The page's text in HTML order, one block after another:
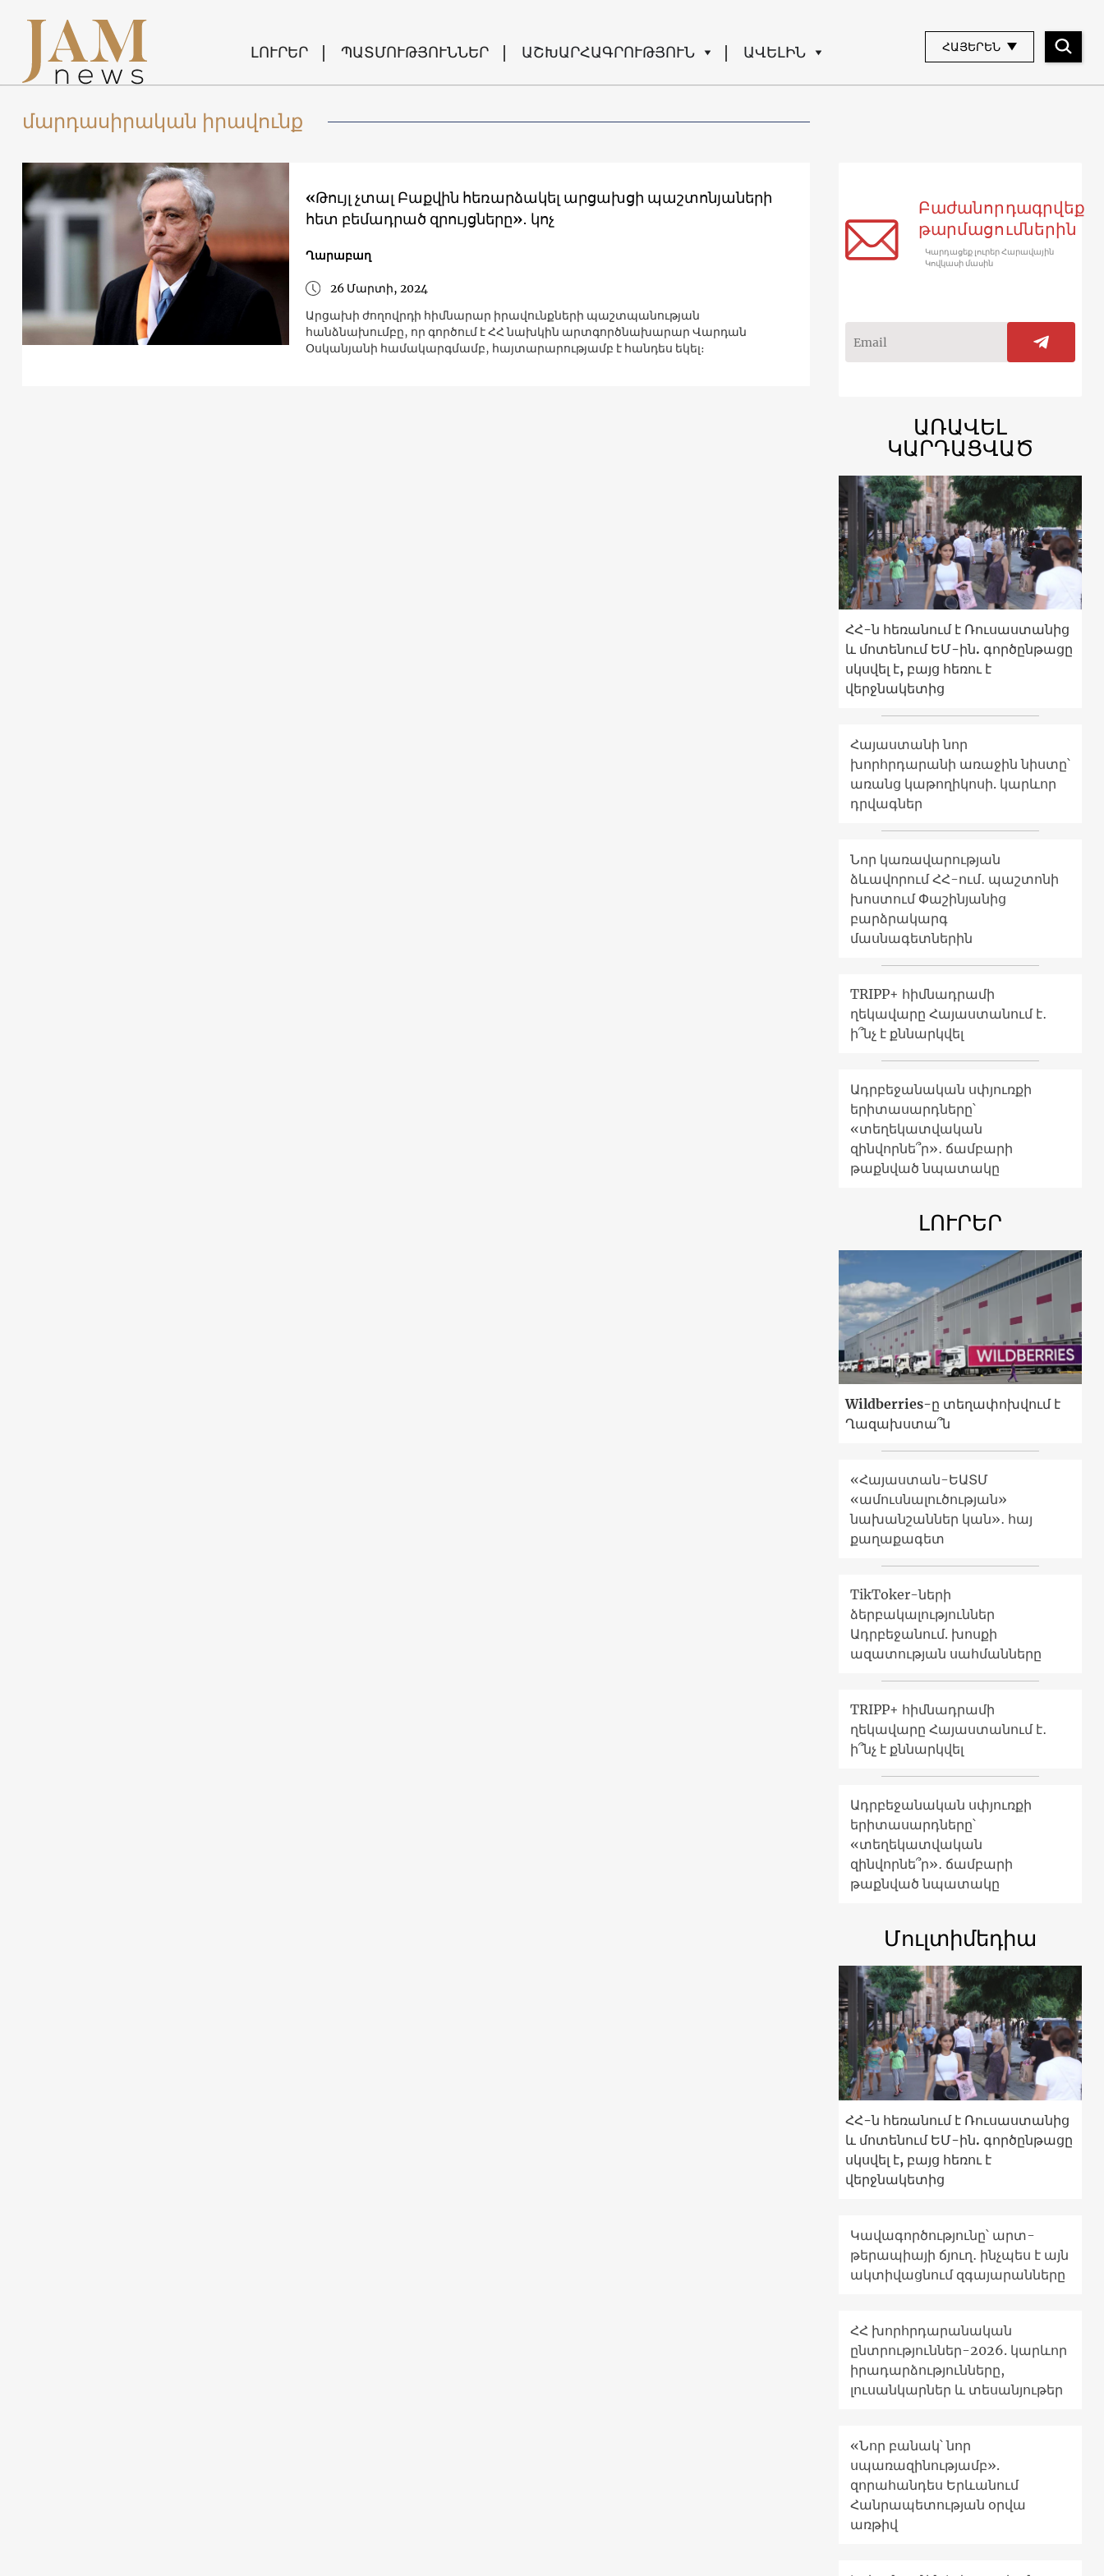
ԼՈՒՐԵՐ ՊԱՏՄՈՒԹՅՈՒՆՆԵՐ ԱՇԽԱՐՀԱԳՐՈՒԹՅՈՒՆ ԱՎԵԼԻՆ ՀԱՅԵՐԵՆ
մարդասիրական իրավունք
«Թույլ չտալ Բաքվին հեռարձակել արցախցի պաշտոնյաների
հետ բեմադրած զրույցները»․ կոչ
Ղարաբաղ
26 Մարտի, 2024
Արցախի ժողովրդի հիմնարար իրավունքների պաշտպանության
հանձնախումբը, որ գործում է ՀՀ նախկին արտգործնախարար Վարդան
Օսկանյանի համակարգմամբ, հայտարարությամբ է հանդես եկել։
Բաժանորդագրվեք
թարմացումներին
Կարդացեք լուրեր Հարավային
Կովկասի մասին
ԱՌԱՎԵԼ
ԿԱՐԴԱՑՎԱԾ
ՀՀ-ն հեռանում է Ռուսաստանից
և մոտենում ԵՄ-ին. գործընթացը
սկսվել է, բայց հեռու է
վերջնակետից
Հայաստանի նոր
խորհրդարանի առաջին նիստը՝
առանց կաթողիկոսի. կարևոր
դրվագներ
Նոր կառավարության
ձևավորում ՀՀ-ում․ պաշտոնի
խոստում Փաշինյանից
բարձրակարգ
մասնագետներին
TRIPP+ հիմնադրամի
ղեկավարը Հայաստանում է․
ի՞նչ է քննարկվել
Ադրբեջանական սփյուռքի
երիտասարդները՝
«տեղեկատվական
զինվորնե՞ր»․ ճամբարի
թաքնված նպատակը
ԼՈՒՐԵՐ
Wildberries-ը տեղափոխվում է
Ղազախստա՞ն
«Հայաստան-ԵԱՏՄ
«ամուսնալուծության»
նախանշաններ կան»․ հայ
քաղաքագետ
TikToker-ների
ձերբակալություններ
Ադրբեջանում. խոսքի
ազատության սահմանները
TRIPP+ հիմնադրամի
ղեկավարը Հայաստանում է․
ի՞նչ է քննարկվել
Ադրբեջանական սփյուռքի
երիտասարդները՝
«տեղեկատվական
զինվորնե՞ր»․ ճամբարի
թաքնված նպատակը
Մուլտիմեդիա
ՀՀ-ն հեռանում է Ռուսաստանից
և մոտենում ԵՄ-ին. գործընթացը
սկսվել է, բայց հեռու է
վերջնակետից
Կավագործությունը՝ արտ-
թերապիայի ճյուղ․ ինչպես է այն
ակտիվացնում զգայարանները
ՀՀ խորհրդարանական
ընտրություններ-2026. կարևոր
իրադարձությունները,
լուսանկարներ և տեսանյութեր
«Նոր բանակ՝ նոր
սպառազինությամբ».
զորահանդես Երևանում
Հանրապետության օրվա
առթիվ